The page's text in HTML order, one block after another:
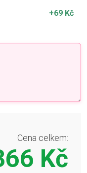
+69 Kč
Cena celkem:
Kč